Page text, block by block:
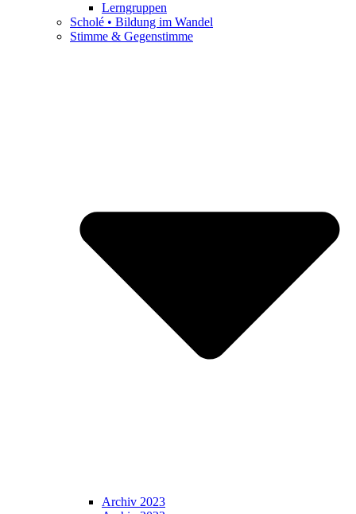
Lerngruppen
Scholé • Bildung im Wandel
Stimme & Gegenstimme
Archiv 2023